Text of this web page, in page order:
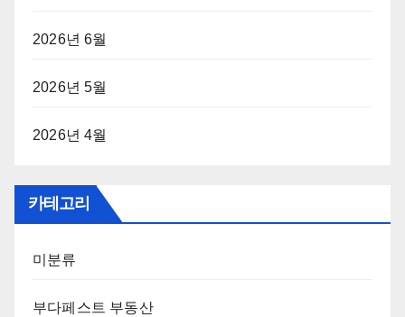
2026년 6월
2026년 5월
2026년 4월
카테고리
미분류
부다페스트 부동산